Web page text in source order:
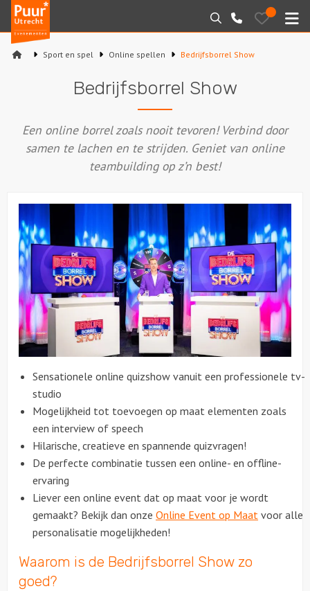
Puur*
Utrecht
bedrijfsuitjes
Zoeken
030-
2145099
Bewaarde
uitjes
Varen
Sport en spel
Workshops
Rondleidingen
Locaties
Feesten
Sport en spel Online spellen Bedrijfsborrel Show
Bedrijfsborrel Show
Een online borrel zoals nooit tevoren! Verbind door
samen te lachen en te strijden. Geniet van online
teambuilding op z’n best!
Sensationele online quizshow vanuit een professionele tv-
studio
Mogelijkheid tot toevoegen op maat elementen zoals
een interview of speech
Hilarische, creatieve en spannende quizvragen!
De perfecte combinatie tussen een online- en offline-
ervaring
Liever een online event dat op maat voor je wordt
gemaakt? Bekijk dan onze Online Event op Maat voor alle
personalisatie mogelijkheden!
Waarom is de Bedrijfsborrel Show zo
goed?